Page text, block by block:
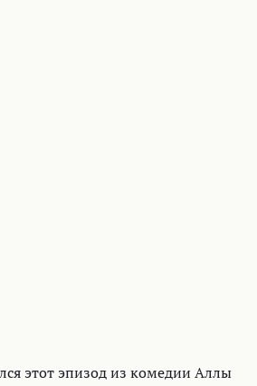
этот эпизод из комедии Аллы